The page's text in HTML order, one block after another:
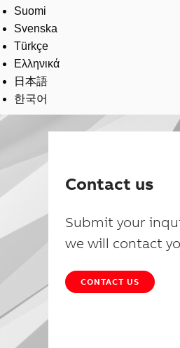
Suomi
Svenska
Türkçe
Ελληνικά
日本語
한국어
Contact us
Submit your
we will contact
CONTACT US